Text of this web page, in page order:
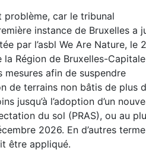
problème, car le tribunal
instance de Bruxelles a
par l’asbl We Are Nature, le
Région de Bruxelles-Capitale
mesures afin de suspendre
de terrains non bâtis de plus
jusqu’à l’adoption d’un
du sol (PRAS), ou au
2026. En d’autres
être appliqué.